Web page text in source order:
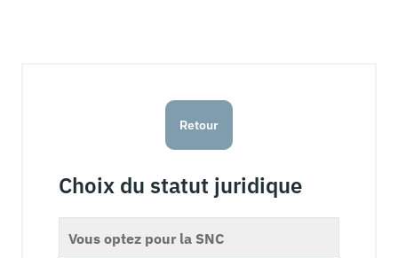
Retour
Choix du statut juridique
Vous optez pour la SNC